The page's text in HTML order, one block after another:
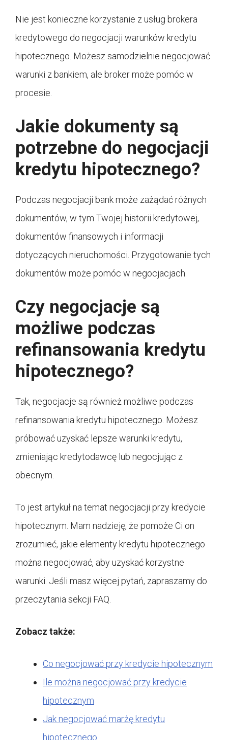
Nie jest konieczne korzystanie z usług brokera
kredytowego do negocjacji warunków kredytu
hipotecznego. Możesz samodzielnie negocjować
warunki z bankiem, ale broker może pomóc w
procesie.
Jakie dokumenty są
potrzebne do negocjacji
kredytu hipotecznego?
Podczas negocjacji bank może zażądać różnych
dokumentów, w tym Twojej historii kredytowej,
dokumentów finansowych i informacji
dotyczących nieruchomości. Przygotowanie tych
dokumentów może pomóc w negocjacjach.
Czy negocjacje są
możliwe podczas
refinansowania kredytu
hipotecznego?
Tak, negocjacje są również możliwe podczas
refinansowania kredytu hipotecznego. Możesz
próbować uzyskać lepsze warunki kredytu,
zmieniając kredytodawcę lub negocjując z
obecnym.
To jest artykuł na temat negocjacji przy kredycie
hipotecznym. Mam nadzieję, że pomoże Ci on
zrozumieć, jakie elementy kredytu hipotecznego
można negocjować, aby uzyskać korzystne
warunki. Jeśli masz więcej pytań, zapraszamy do
przeczytania sekcji FAQ.
Zobacz także:
Co negocjować przy kredycie hipotecznym
Ile można negocjować przy kredycie
hipotecznym
Jak negocjować marżę kredytu
hipotecznego